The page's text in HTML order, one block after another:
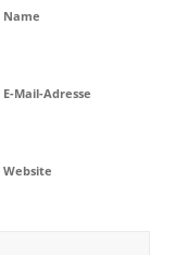
Name
E-Mail-Adresse
Website